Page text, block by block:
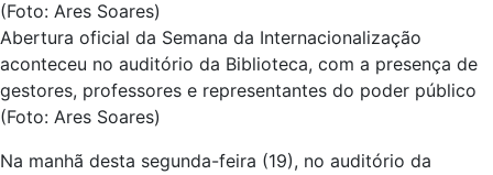
Abertura oficial da Semana da Internacionalização
aconteceu no auditório da Biblioteca, com a presença de
gestores, professores e representantes do poder público
(Foto: Ares Soares)
Na manhã desta segunda-feira (19), no auditório da